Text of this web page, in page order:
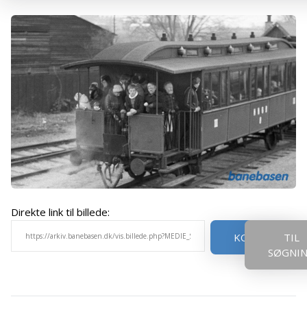
Direkte link til billede:
KOPIER
TIL